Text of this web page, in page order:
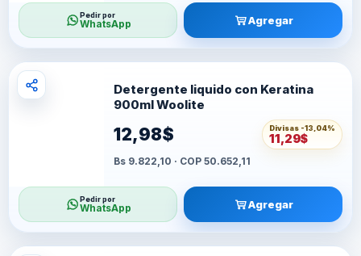
Pedir por
WhatsApp Agregar
Detergente liquido con Keratina
900ml Woolite
12,98$ Divisas -13,04%
11,29$
Bs 9.822,10 · COP 50.652,11
Pedir por
WhatsApp Agregar